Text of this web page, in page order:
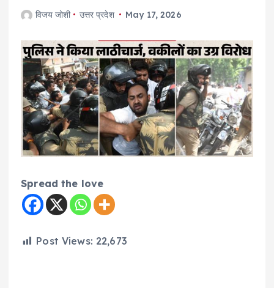
विजय जोशी उत्तर प्रदेश May 17, 2026
Spread the love
Post Views: 22,673